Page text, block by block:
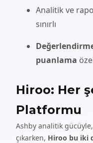
Analitik ve
sınırlı
puanlama
Hiroo: Her
Platformu
Ashby analitik
çıkarken, Hiroo bu iki